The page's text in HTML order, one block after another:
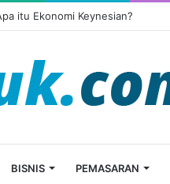
itu Ekonomi Keynesian?
BISNIS PEMASARAN